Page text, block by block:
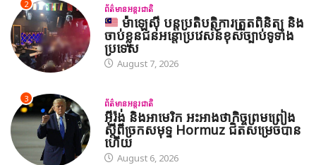
2 ព័ត៌មានអន្តរជាតិ
ម៉ាឡេស៊ី បន្តប្រតិបត្តិការត្រួតពិនិត្យ និង
ចាប់ខ្លួនជនអន្តោប្រវេសន៍ខុសច្បាប់ទូទាំង
ប្រទេស
August 7, 2026
3 ព័ត៌មានអន្តរជាតិ
អ៊ីរ៉ង់ និងអាមេរិក អះអាងថាកិច្ចព្រមព្រៀង
ស្តីពីច្រកសមុទ្ទ Hormuz ជិតសម្រេចបាន
ហើយ
August 6, 2026